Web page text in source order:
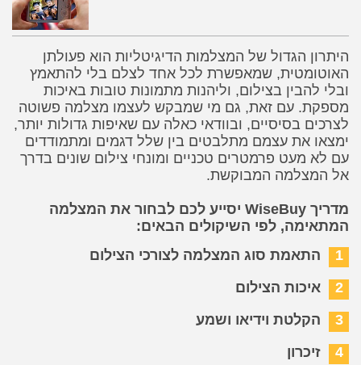
היתרון הגדול של המצלמות הדיגיטליות הוא פעולתן
האוטומטית, שמאפשרת לכל אחד לצלם בלי להתאמץ
ובלי להבין בצילום, וליהנות מתמונות טובות באיכות
מספקת. עם זאת, גם מי שמבקש לעצמו מצלמה פשוטה
לצרכים בסיסיים, ובוודאי כאלה עם שאיפות גדולות יותר,
ימצאו את עצמם מתלבטים בין שלל דגמים ומתמודדים
עם לא מעט פרמטרים טכניים ומונחי צילום שונים בדרך
אל המצלמה המבוקשת.
מדריך WiseBuy יסייע לכם לבחור את המצלמה
המתאימה, לפי השיקולים הבאים:
1
התאמת סוג המצלמה לצורכי הצילום
2
איכות הצילום
3
הקלטת וידיאו ושמע
4
זיכרון